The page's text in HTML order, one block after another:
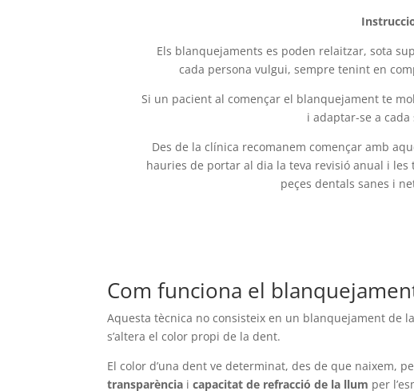
Els blanquejaments es poden relaitzar, sota
cada persona vulgui, sempre tenint en
Si un pacient al començar el blanquejament te
i adaptar-se a
Des de la clínica recomanem començar amb
hauries de portar al dia la teva revisió anual i
peçes dentals sanes i
Com funciona el
Aquesta tècnica no consisteix en un blanquejament de
s’altera el color propi de la dent.
El color d’una dent ve determinat, des de que naixem,
transparència icapacitat de refracció de la llum per